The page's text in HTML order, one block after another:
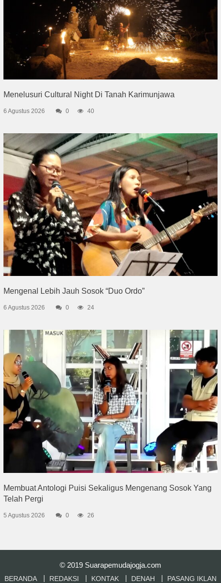
Menelusuri Cultural Night Di Tanah Karimunjawa
6 Agustus 2026 0 40
Mengenal Lebih Jauh Sosok “Duo Ordo”
6 Agustus 2026 0 24
Membuat Antologi Puisi Sekaligus Mengenang Sosok Yang
Telah Pergi
5 Agustus 2026 0 26
© 2019 Suarapemudajogja.com
BERANDA REDAKSI KONTAK DENAH PASANG IKLAN